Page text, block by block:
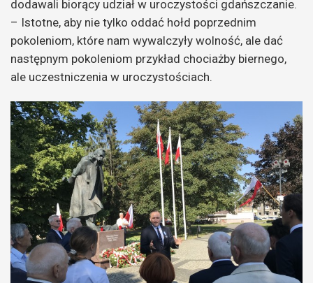
dodawali biorący udział w uroczystości gdańszczanie.
– Istotne, aby nie tylko oddać hołd poprzednim
pokoleniom, które nam wywalczyły wolność, ale dać
następnym pokoleniom przykład chociażby biernego,
ale uczestniczenia w uroczystościach.